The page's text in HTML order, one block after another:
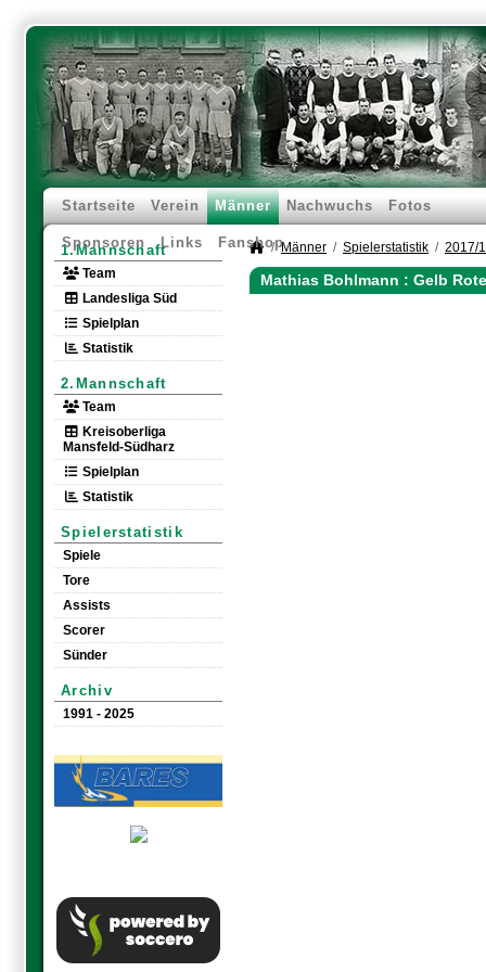
Startseite Verein Männer Nachwuchs Fotos
Sponsoren Links Fanshop
1.Mannschaft
Team
Landesliga Süd
Spielplan
Statistik
2.Mannschaft
Team
Kreisoberliga
Mansfeld-Südharz
Spielplan
Statistik
Spielerstatistik
Spiele
Tore
Assists
Scorer
Sünder
Archiv
1991 - 2025
Männer Spielerstatistik 2017/
Mathias Bohlmann : Gelb